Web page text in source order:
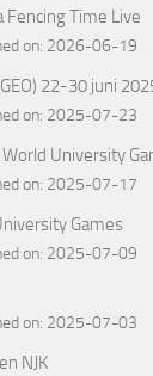
Fencing Time Live
on: 2026-06-19
22-30 juni
on: 2025-07-23
University
on: 2025-07-17
Games
on: 2025-07-09
on: 2025-07-03
NJK